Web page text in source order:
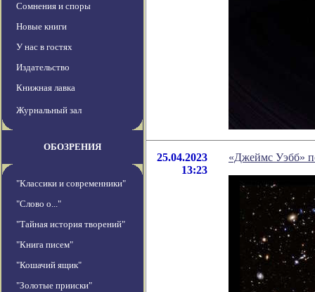
Сомнения и споры
Новые книги
У нас в гостях
Издательство
Книжная лавка
Журнальный зал
ОБОЗРЕНИЯ
"Классики и современники"
"Слово о..."
"Тайная история творений"
"Книга писем"
"Кошачий ящик"
"Золотые прииски"
25.04.2023
13:23
«Джеймс Уэбб»